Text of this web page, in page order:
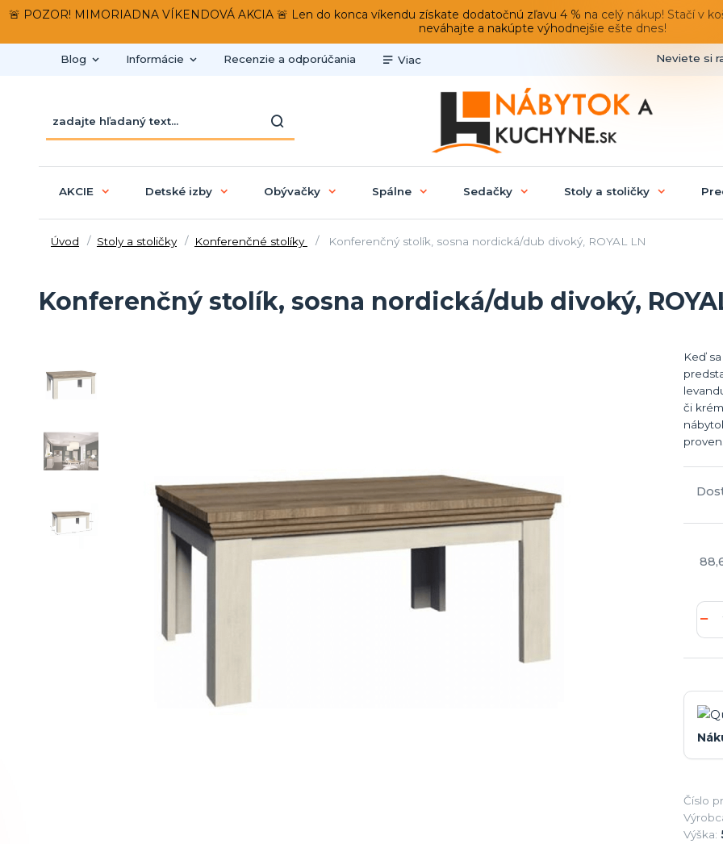
🚨 POZOR! MIMORIADNA VÍKENDOVÁ AKCIA 🚨 Len do konca víkendu získate dodatočnú zľavu 4 % na celý nákup! Stačí v
neváhajte a nakúpte výhodnejšie ešte dnes!
Blog Informácie Recenzie a odporúčania Viac Neviete si
AKCIE Detské izby Obývačky Spálne Sedačky Stoly a stoličky
Úvod Stoly a stoličky Konferenčné stolíky Konferenčný stolík, sosna nordická/dub divoký, ROYAL LN
Konferenčný stolík, sosna nordická/dub divoký,
Keď
či
Číslo
Výška: